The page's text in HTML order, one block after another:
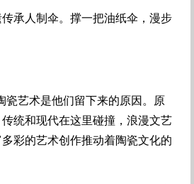
承人制伞。撑一把油纸伞，漫步
瓷艺术是他们留下来的原因。原
统和现代在这里碰撞，浪漫文艺
彩的艺术创作推动着陶瓷文化的